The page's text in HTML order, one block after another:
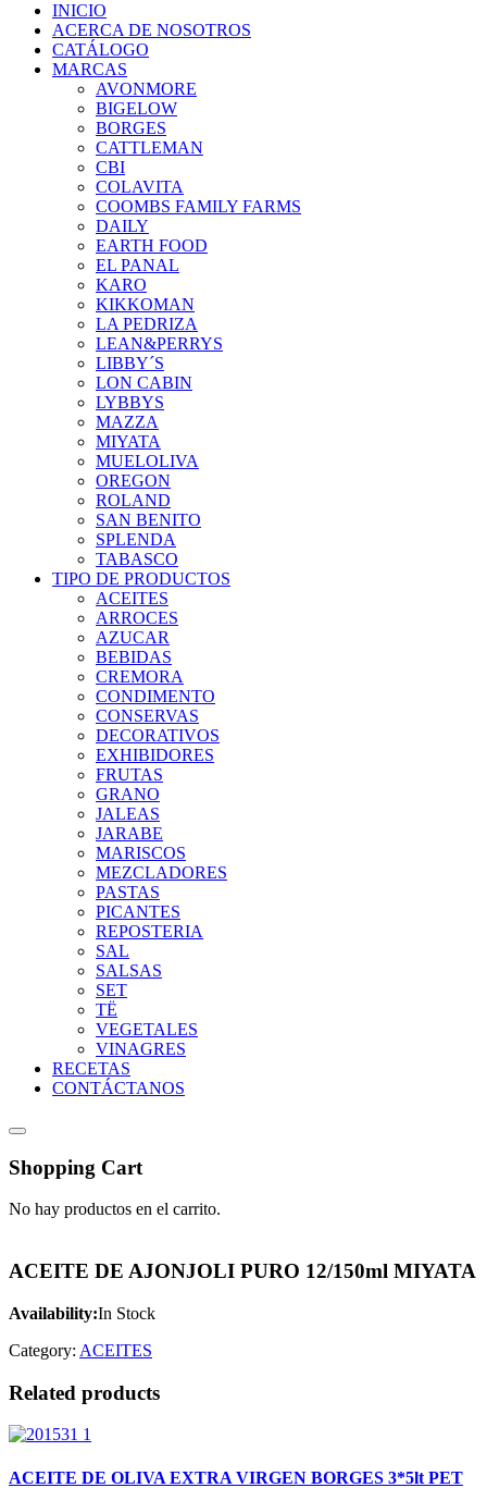
INICIO
ACERCA DE NOSOTROS
CATÁLOGO
MARCAS
AVONMORE
BIGELOW
BORGES
CATTLEMAN
CBI
COLAVITA
COOMBS FAMILY FARMS
DAILY
EARTH FOOD
EL PANAL
KARO
KIKKOMAN
LA PEDRIZA
LEAN&PERRYS
LIBBY´S
LON CABIN
LYBBYS
MAZZA
MIYATA
MUELOLIVA
OREGON
ROLAND
SAN BENITO
SPLENDA
TABASCO
TIPO DE PRODUCTOS
ACEITES
ARROCES
AZUCAR
BEBIDAS
CREMORA
CONDIMENTO
CONSERVAS
DECORATIVOS
EXHIBIDORES
FRUTAS
GRANO
JALEAS
JARABE
MARISCOS
MEZCLADORES
PASTAS
PICANTES
REPOSTERIA
SAL
SALSAS
SET
TË
VEGETALES
VINAGRES
RECETAS
CONTÁCTANOS
Shopping Cart
No hay productos en el carrito.
ACEITE DE AJONJOLI PURO 12/150ml MIYATA
Availability:In Stock
Category: ACEITES
Related products
ACEITE DE OLIVA EXTRA VIRGEN BORGES 3*5lt PET